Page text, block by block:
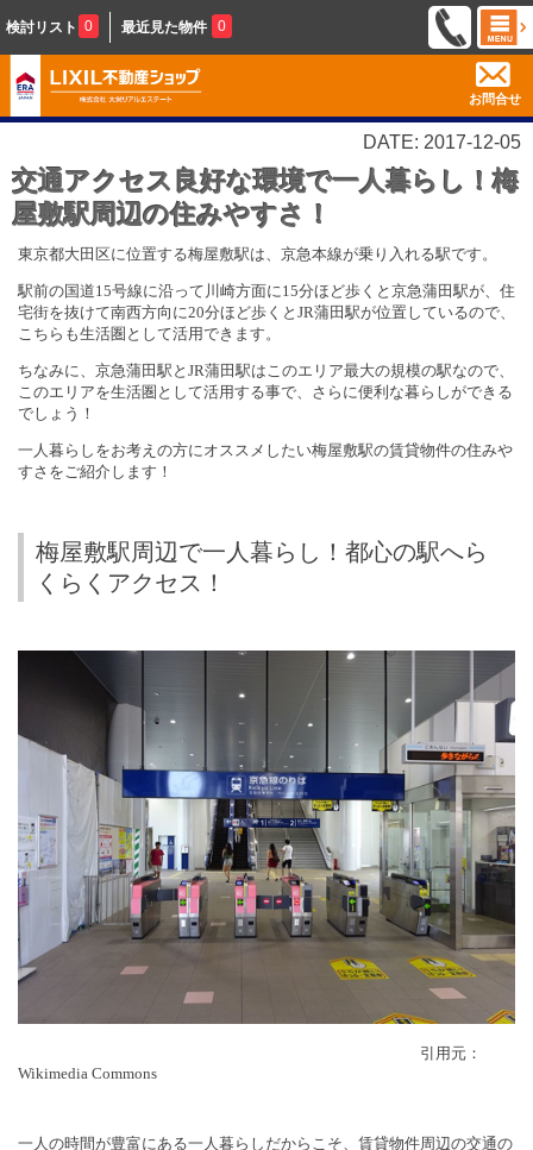
検討リスト 0 最近見た物件 0
お問合せ
DATE: 2017-12-05
交通アクセス良好な環境で一人暮らし！梅
屋敷駅周辺の住みやすさ！
東京都大田区に位置する梅屋敷駅は、京急本線が乗り入れる駅です。
駅前の国道15号線に沿って川崎方面に15分ほど歩くと京急蒲田駅が、住
宅街を抜けて南西方向に20分ほど歩くと JR蒲田駅が位置しているので、
こちらも生活圏として活用できます。
ちなみに、京急蒲田駅と JR蒲田駅はこのエリア最大の規模の駅なので、
このエリアを生活圏として活用する事で、さらに便利な暮らしができる
でしょう！
一人暮らしをお考えの方にオススメしたい梅屋敷駅の賃貸物件の住みや
すさをご紹介します！
梅屋敷駅周辺で一人暮らし！都心の駅へら
くらくアクセス！
引用元：
Wikimedia Commons
一人の時間が豊富にある一人暮らしだからこそ、賃貸物件周辺の交通の